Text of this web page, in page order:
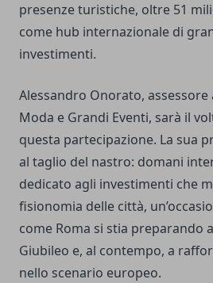
presenze turistiche, oltre 51
come hub internazionale di
investimenti.
Alessandro Onorato, assessore
Moda e Grandi Eventi, sarà il
questa partecipazione. La sua
al taglio del nastro: domani
dedicato agli investimenti che
fisionomia delle città,
come Roma si stia preparando
Giubileo e, al contempo, a
nello scenario europeo.